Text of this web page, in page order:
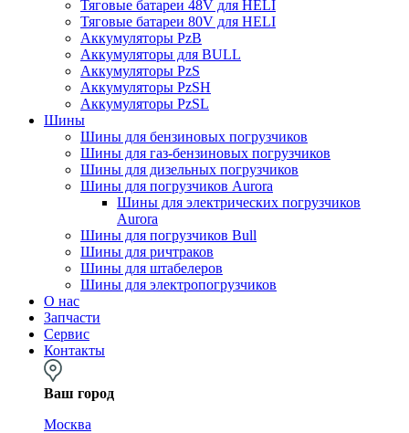
Тяговые батареи 48V для HELI
Тяговые батареи 80V для HELI
Аккумуляторы PzB
Аккумуляторы для BULL
Аккумуляторы PzS
Аккумуляторы PzSH
Аккумуляторы PzSL
Шины
Шины для бензиновых погрузчиков
Шины для газ-бензиновых погрузчиков
Шины для дизельных погрузчиков
Шины для погрузчиков Aurora
Шины для электрических погрузчиков
Aurora
Шины для погрузчиков Bull
Шины для ричтраков
Шины для штабелеров
Шины для электропогрузчиков
О нас
Запчасти
Сервис
Контакты
Ваш город
Москва